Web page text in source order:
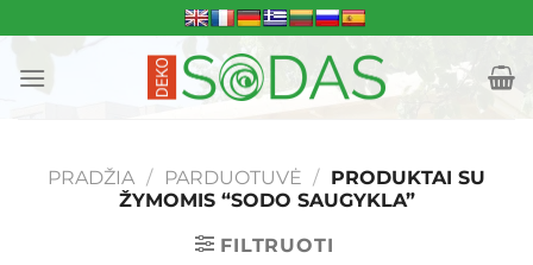
to
content
PRADŽIA / PARDUOTUVĖ / PRODUKTAI SU
ŽYMOMIS “SODO SAUGYKLA”
FILTRUOTI